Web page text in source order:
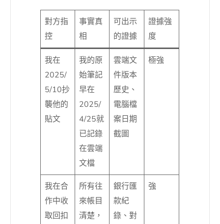
對方指
控
事實真
相
可出示
的證據
證據強
度
我在
2025/
5/10抄
襲他的
貼文
我的原
始筆記
早在
2025/
4/25就
已記錄
在雲端
文檔
雲端文
件版本
歷史、
電腦檔
案日期
截圖
極強
我在合
作中收
取回扣
所有往
來帳目
清楚，
銀行匯
款紀
錄、對
強